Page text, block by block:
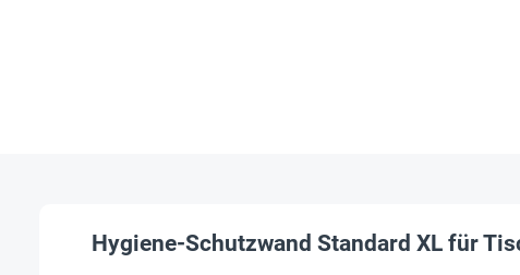
Hygiene-Schutzwand Standard XL für